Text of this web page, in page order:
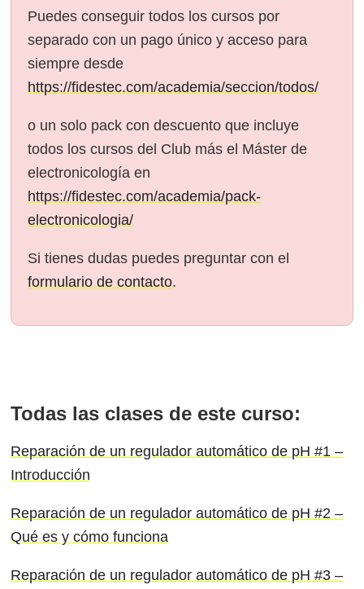
Puedes conseguir todos los cursos por
separado con un pago único y acceso para
siempre desde
https://fidestec.com/academia/seccion/todos/
o un solo pack con descuento que incluye
todos los cursos del Club más el Máster de
electronicología en
https://fidestec.com/academia/pack-
electronicologia/
Si tienes dudas puedes preguntar con el
formulario de contacto.
Todas las clases de este curso:
Reparación de un regulador automático de pH #1 –
Introducción
Reparación de un regulador automático de pH #2 –
Qué es y cómo funciona
Reparación de un regulador automático de pH #3 –